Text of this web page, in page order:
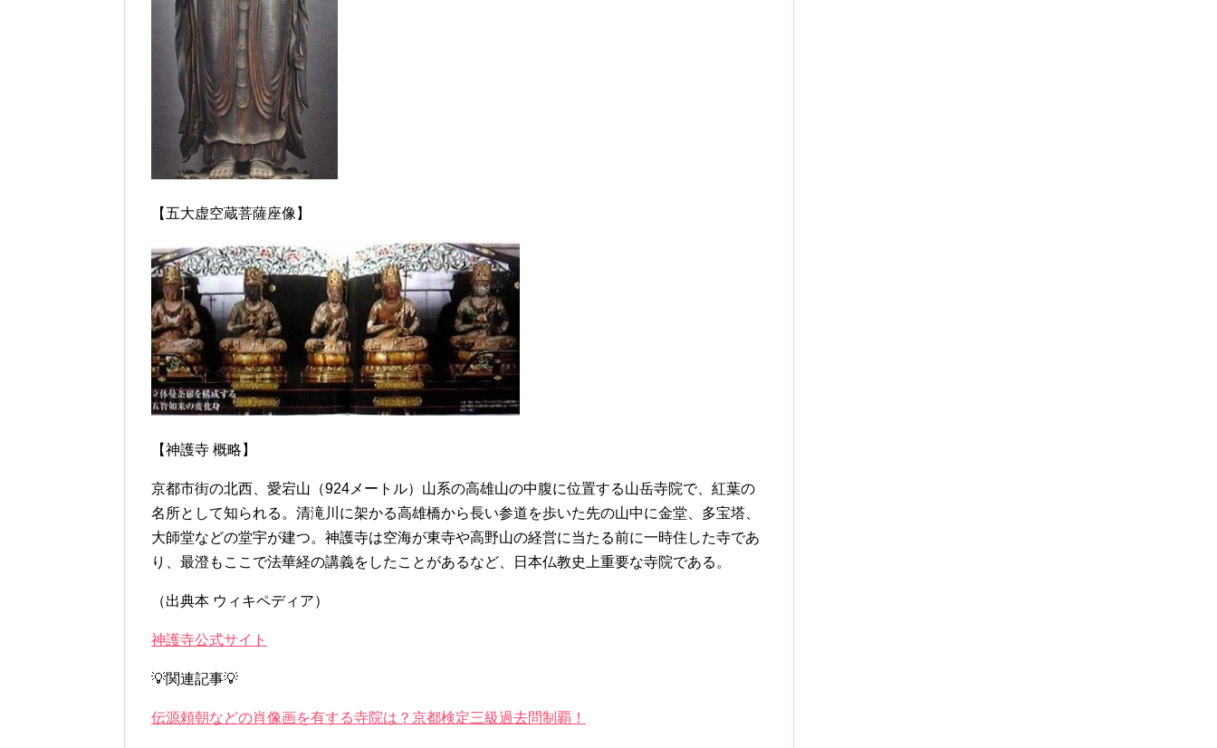
【五大虚空蔵菩薩座像】
【神護寺 概略】
京都市街の北西、愛宕山（924メートル）山系の高雄山の中腹に位置する山岳寺院で、紅葉の
名所として知られる。清滝川に架かる高雄橋から長い参道を歩いた先の山中に金堂、多宝塔、
大師堂などの堂宇が建つ。神護寺は空海が東寺や高野山の経営に当たる前に一時住した寺であ
り、最澄もここで法華経の講義をしたことがあるなど、日本仏教史上重要な寺院である。
（出典本 ウィキペディア）
神護寺公式サイト
💡関連記事💡
伝源頼朝などの肖像画を有する寺院は？京都検定三級過去問制覇！